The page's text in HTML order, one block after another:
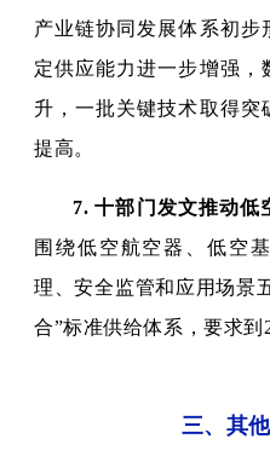
产业链协同发展体系初步
定供应能力进一步增强，
升，一批关键技术取得突
提高。
7.十部门发文推动低
围绕低空航空器、低空
理、安全监管和应用场景
合”标准供给体系，要求到
三、其